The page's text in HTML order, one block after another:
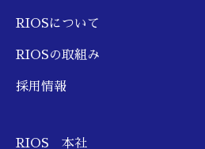
RIOSについて
RIOSの取組み
採用情報
RIOS 本社